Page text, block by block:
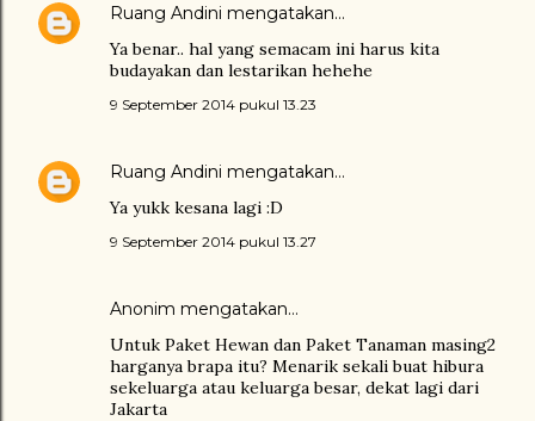
Ruang Andini mengatakan…
Ya benar.. hal yang semacam ini harus kita
budayakan dan lestarikan hehehe
9 September 2014 pukul 13.23
Ruang Andini mengatakan…
Ya yukk kesana lagi :D
9 September 2014 pukul 13.27
Anonim mengatakan…
Untuk Paket Hewan dan Paket Tanaman masing2
harganya brapa itu? Menarik sekali buat hibura
sekeluarga atau keluarga besar, dekat lagi dari
Jakarta